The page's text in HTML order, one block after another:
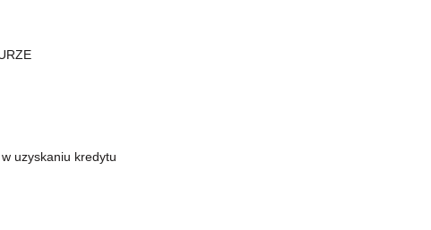
uzyskaniu kredytu